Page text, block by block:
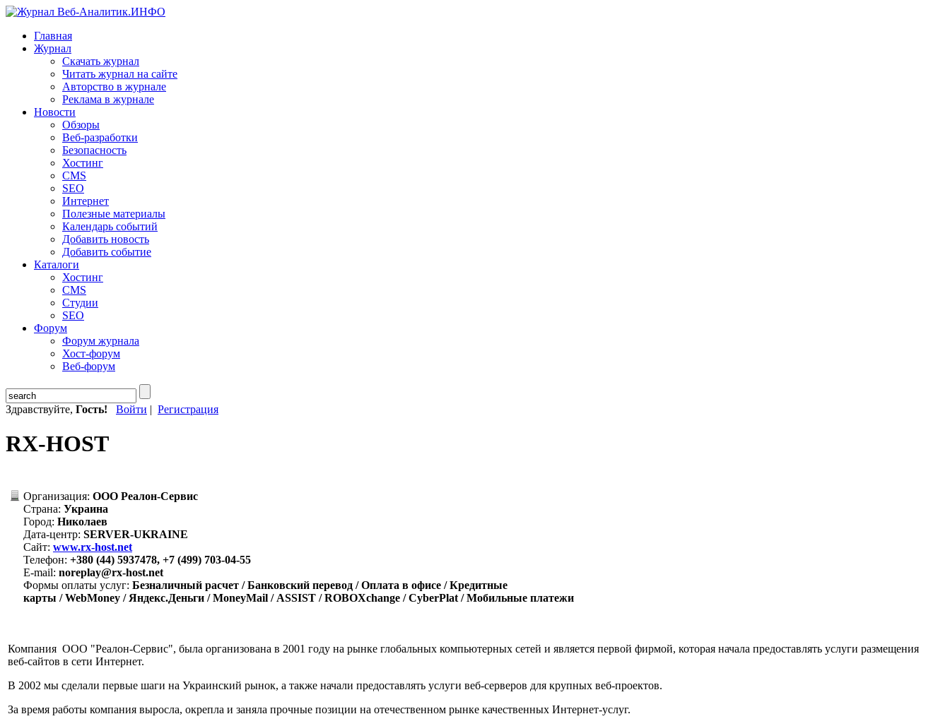
Главная
Журнал
Скачать журнал
Читать журнал на сайте
Авторство в журнале
Реклама в журнале
Новости
Обзоры
Веб-разработки
Безопасность
Хостинг
CMS
SEO
Интернет
Полезные материалы
Календарь событий
Добавить новость
Добавить событие
Каталоги
Хостинг
CMS
Студии
SEO
Форум
Форум журнала
Хост-форум
Веб-форум
Здравствуйте, Гость! Войти | Регистрация
RX-HOST
Организация: ООО Реалон-Сервис
Страна: Украина
Город: Николаев
Дата-центр: SERVER-UKRAINE
Сайт: www.rx-host.net
Телефон: +380 (44) 5937478, +7 (499) 703-04-55
E-mail: noreplay@rx-host.net
Формы оплаты услуг: Безналичный расчет / Банковский перевод / Оплата в офисе / Кредитные
карты / WebMoney / Яндекс.Деньги / MoneyMail / ASSIST / ROBOXchange / CyberPlat / Мобильные платежи
Компания ООО "Реалон-Сервис", была организована в 2001 году на рынке глобальных компьютерных сетей и является первой фирмой, которая начала предоставлять услуги размещения
веб-сайтов в сети Интернет.
В 2002 мы сделали первые шаги на Украинский рынок, а также начали предоставлять услуги веб-серверов для крупных веб-проектов.
За время работы компания выросла, окрепла и заняла прочные позиции на отечественном рынке качественных Интернет-услуг.